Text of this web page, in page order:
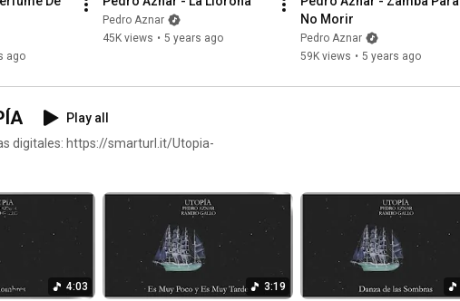
Libertad sin igualdad es tiranía
Libertad sin igualdad es tiranía
Lo repito, y aclaro antes que siga:
Yo no quiero igualdad sin libertad
Lo repito, y aclaro antes que siga:
Porque sólo hay igualdad en libertad
Porque sólo hay libertad en la igualdad
ago
Pedro Aznar
45K views • 5 years ago
No Morir
Pedro Aznar
59K views • 5 years ago
Play all
digitales: https://smarturl.it/Utopia-
4:03 3:19